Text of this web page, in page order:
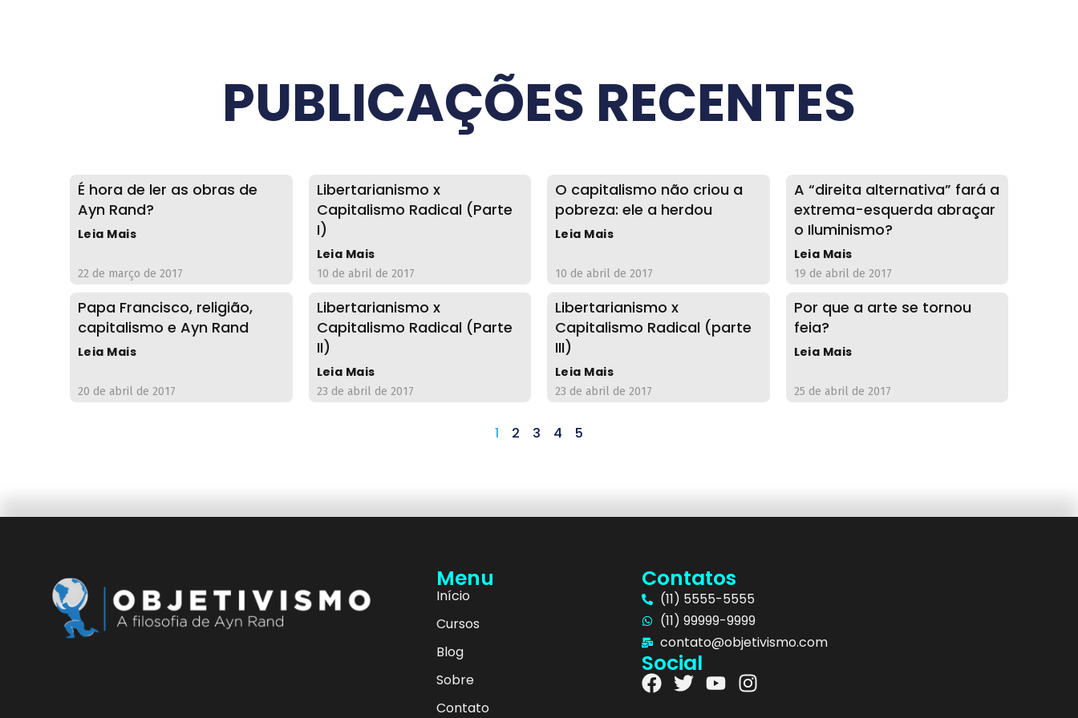
PUBLICAÇÕES RECENTES
É hora de ler as obras de
Ayn Rand?
Leia Mais
22 de março de 2017
Libertarianismo x
Capitalismo Radical (Parte
I)
Leia Mais
10 de abril de 2017
O capitalismo não criou a
pobreza: ele a herdou
Leia Mais
10 de abril de 2017
A “direita alternativa” fará a
extrema-esquerda abraçar
o Iluminismo?
Leia Mais
19 de abril de 2017
Papa Francisco, religião,
capitalismo e Ayn Rand
Leia Mais
20 de abril de 2017
Libertarianismo x
Capitalismo Radical (Parte
II)
Leia Mais
23 de abril de 2017
Libertarianismo x
Capitalismo Radical (parte
III)
Leia Mais
23 de abril de 2017
Por que a arte se tornou
feia?
Leia Mais
25 de abril de 2017
1 2 3 4 5
Menu
Início
Cursos
Blog
Sobre
Contato
Contatos
(11) 5555-5555
(11) 99999-9999
contato@objetivismo.com
Social